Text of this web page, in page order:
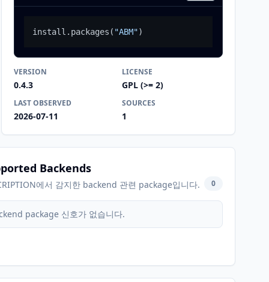
install.packages ( "ABM")
VERSION
0.4.3
LICENSE
GPL (>= 2)
LAST OBSERVED
2026-07-11
SOURCES
1
Backends
에서 감지한 backend 관련 package입니다. 0
package 신호가 없습니다.